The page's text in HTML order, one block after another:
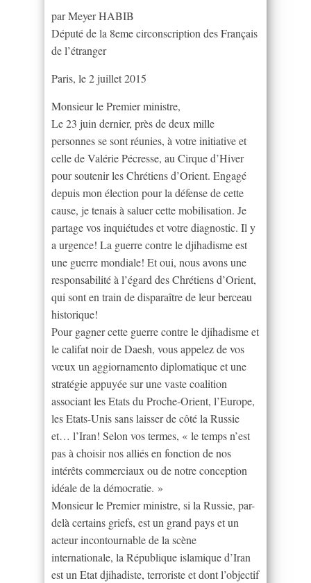
par Meyer HABIB
Député de la 8eme circonscription des Français
de l’étranger
Paris, le 2 juillet 2015
Monsieur le Premier ministre,
Le 23 juin dernier, près de deux mille
personnes se sont réunies, à votre initiative et
celle de Valérie Pécresse, au Cirque d’Hiver
pour soutenir les Chrétiens d’Orient. Engagé
depuis mon élection pour la défense de cette
cause, je tenais à saluer cette mobilisation. Je
partage vos inquiétudes et votre diagnostic. Il y
a urgence! La guerre contre le djihadisme est
une guerre mondiale! Et oui, nous avons une
responsabilité à l’égard des Chrétiens d’Orient,
qui sont en train de disparaître de leur berceau
historique!
Pour gagner cette guerre contre le djihadisme et
le califat noir de Daesh, vous appelez de vos
vœux un aggiornamento diplomatique et une
stratégie appuyée sur une vaste coalition
associant les Etats du Proche-Orient, l’Europe,
les Etats-Unis sans laisser de côté la Russie
et… l’Iran! Selon vos termes, « le temps n’est
pas à choisir nos alliés en fonction de nos
intérêts commerciaux ou de notre conception
idéale de la démocratie. »
Monsieur le Premier ministre, si la Russie, par-
delà certains griefs, est un grand pays et un
acteur incontournable de la scène
internationale, la République islamique d’Iran
est un Etat djihadiste, terroriste et dont l’objectif